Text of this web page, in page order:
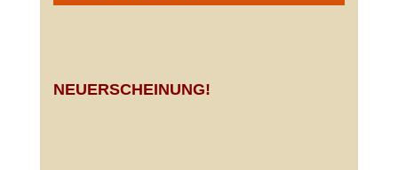
NEUERSCHEINUNG!